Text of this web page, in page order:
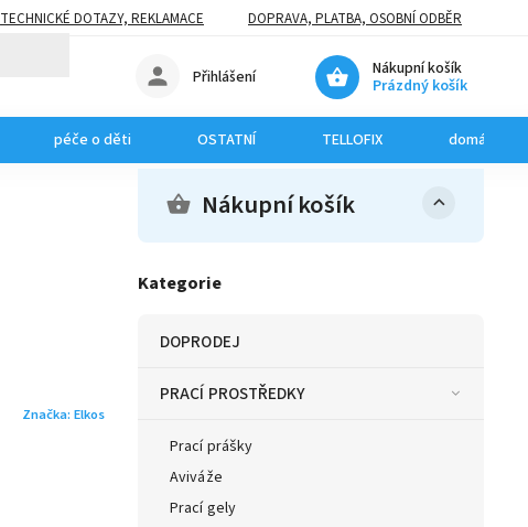
TECHNICKÉ DOTAZY, REKLAMACE DOPRAVA, PLATBA, OSOBNÍ ODBĚR
Nákupní košík
Prázdný košík
Přihlášení
péče o děti OSTATNÍ TELLOFIX domácí
Nákupní košík
Kategorie
DOPRODEJ
PRACÍ PROSTŘEDKY
Prací prášky
Aviváže
Prací gely
Značka: Elkos